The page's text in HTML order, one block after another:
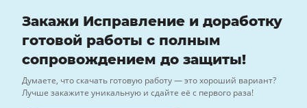
Закажи Исправление и доработку
готовой работы с полным
сопровождением до защиты!
Думаете, что скачать готовую работу — это хороший вариант?
Лучше закажите уникальную и сдайте её с первого раза!